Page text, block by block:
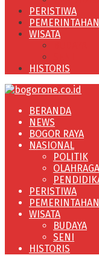
PERISTIWA
PEMERINTAHAN
WISATA
HISTORIS
BERANDA
NEWS
BOGOR RAYA
NASIONAL
POLITIK
OLAHRAGA
PERISTIWA
PEMERINTAHAN
WISATA
BUDAYA
SENI
HISTORIS